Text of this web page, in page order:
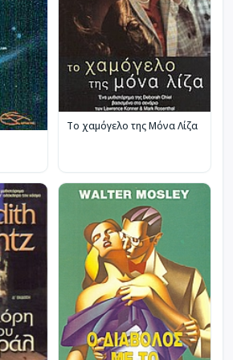
Το χαμόγελο της Μόνα Λίζα